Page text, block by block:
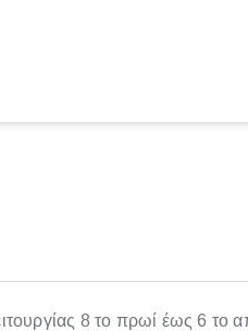
8 το πρωί έως 6 το